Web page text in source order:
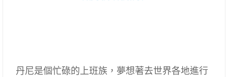
丹尼是個忙碌的上班族，夢想著去世界各地進行